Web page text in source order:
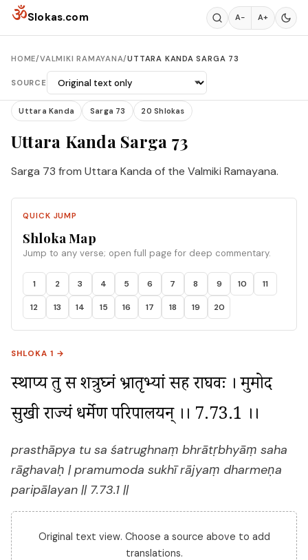
Skip to content
ॐSlokas.com A− A+
HOME/VALMIKI RAMAYANA/UTTARA KANDA SARGA 73
SOURCE
Uttara Kanda Sarga 73 20 Shlokas
Uttara Kanda Sarga 73
Sarga 73 from Uttara Kanda of the Valmiki Ramayana.
QUICK JUMP
Shloka Map
Jump to any verse; open full page for deep commentary.
1 2 3 4 5 6 7 8 9 10 11
12 13 14 15 16 17 18 19 20
SHLOKA 1 →
प्रस्थाप्य तु स शत्रुघ्नं भ्रातृभ्यां सह राघवः । प्रमुमोद
सुखी राज्यं धर्मेण परिपालयन् ।। 7.73.1 ।।
prasthāpya tu sa śatrughnaṃ bhrātṛbhyāṃ saha
rāghavaḥ | pramumoda sukhī rājyaṃ dharmeṇa
paripālayan || 7.73.1 ||
Original text view. Choose a source above to add
translations.